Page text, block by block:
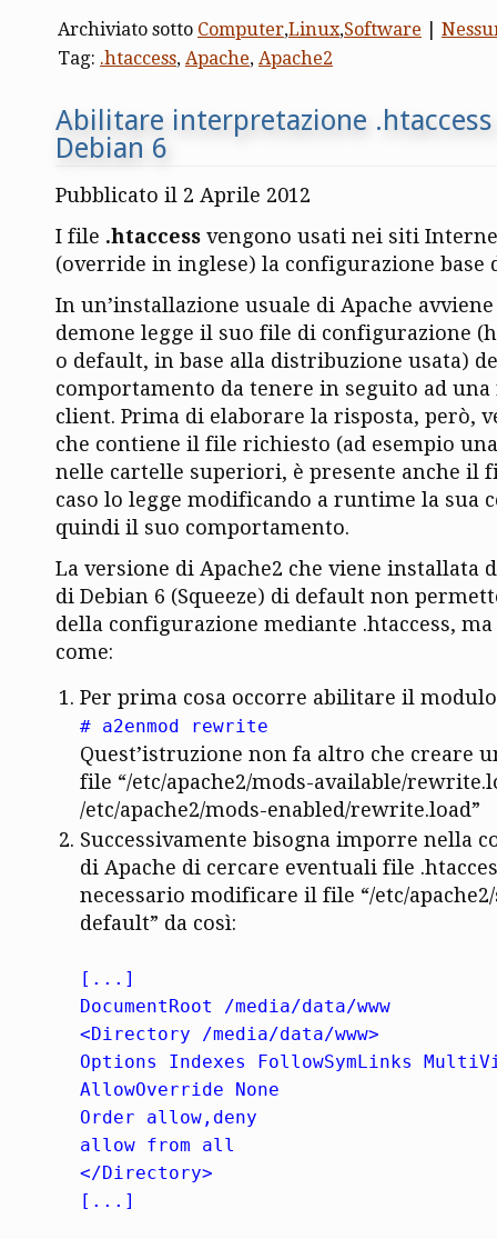
Archiviato sotto Computer,Linux,Software
Tag: .htaccess, Apache, Apache2
Abilitare interpretazione
Debian 6
Pubblicato il 2 Aprile 2012
I file .htaccess vengono usati nei siti
(override in inglese) la configurazione base
In un’installazione usuale di Apache
demone legge il suo file di configurazione
o default, in base alla distribuzione usata)
comportamento da tenere in seguito ad
client. Prima di elaborare la risposta, però,
che contiene il file richiesto (ad esempio
nelle cartelle superiori, è presente anche il
caso lo legge modificando a runtime la sua
quindi il suo comportamento.
La versione di Apache2 che viene
di Debian 6 (Squeeze) di default non
della configurazione mediante .htaccess,
come:
Per prima cosa occorre abilitare il
# a2enmod rewrite
Quest’istruzione non fa altro che creare
file “/etc/apache2/mods-available/
/etc/apache2/mods-enabled/rewrite.load”
Successivamente bisogna imporre nella
di Apache di cercare eventuali file
necessario modificare il file “/etc/
default” da così:
[...]
DocumentRoot /media/data/www
<Directory /media/data/www>
Options Indexes FollowSymLinks
AllowOverride None
Order allow,deny
allow from all
</Directory>
[...]